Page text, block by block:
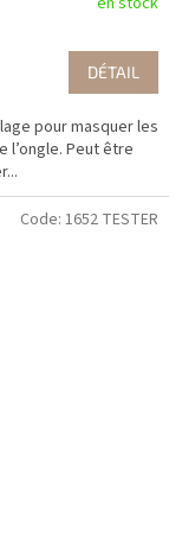
DÉTAIL
pour masquer les
Peut être
Code: 1652 TESTER